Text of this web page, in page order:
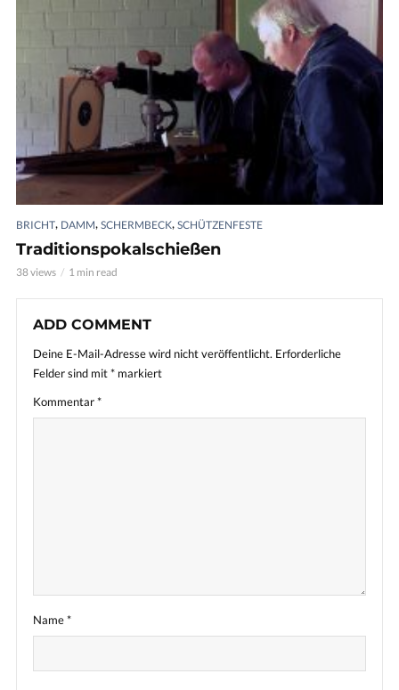
BRICHT, DAMM, SCHERMBECK, SCHÜTZENFESTE
Traditionspokalschießen
38 views 1 min read
ADD COMMENT
Deine E-Mail-Adresse wird nicht veröffentlicht. Erforderliche
Felder sind mit* markiert
Kommentar*
Name*